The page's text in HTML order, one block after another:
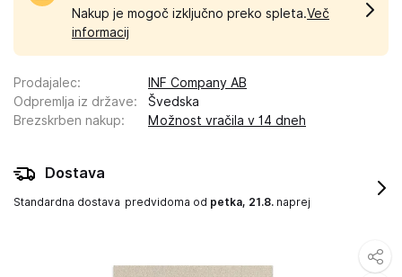
Nakup je mogoč izključno preko spleta.Več
informacij
Prodajalec:
INF Company AB
Odpremlja iz države:
Švedska
Brezskrben nakup: Možnost vračila v 14 dneh
Dostava
Standardna dostava predvidoma od petka, 21.8. naprej